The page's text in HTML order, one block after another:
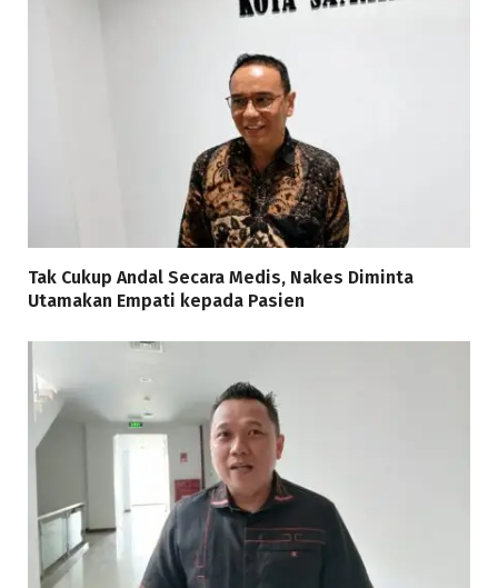
Tak Cukup Andal Secara Medis, Nakes Diminta
Utamakan Empati kepada Pasien